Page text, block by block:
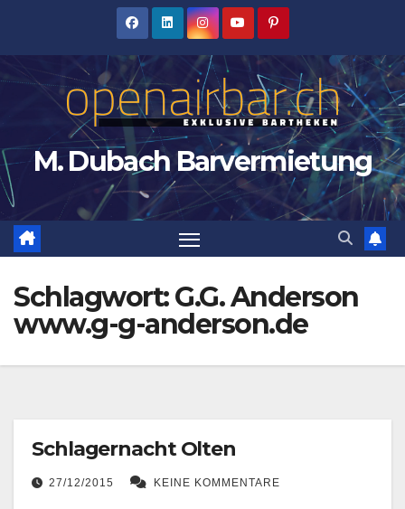
M. Dubach Barvermietung
Schlagwort:G.G. Anderson
www.g-g-anderson.de
Schlagernacht Olten
27/12/2015 KEINE KOMMENTARE